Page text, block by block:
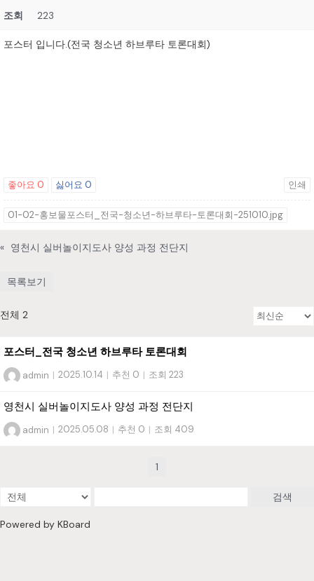
조회 223
포스터 입니다.(전국 청소년 하브루타 토론대회)
좋아요 0 싫어요 0 인쇄
01-02-홍보물포스터_전국-청소년-하브루타-토론대회-251010.jpg
« 영천시 실버놀이지도사 양성 과정 전단지
목록보기
전체 2
포스터_전국 청소년 하브루타 토론대회
admin | 2025.10.14 | 추천 0 | 조회 223
영천시 실버놀이지도사 양성 과정 전단지
admin | 2025.05.08 | 추천 0 | 조회 409
1
검색
Powered by KBoard